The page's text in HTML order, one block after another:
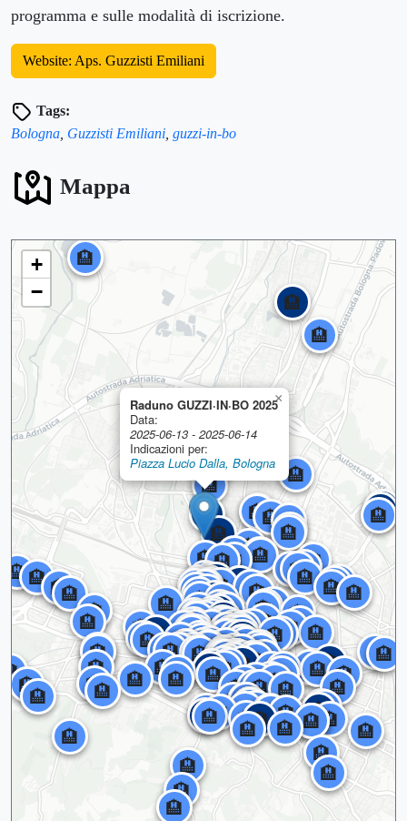
programma e sulle modalità di iscrizione.
Website: Aps. Guzzisti Emiliani
Tags:
Bologna Guzzisti Emiliani guzzi-in-bo
Mappa
🏨
🏨
🏨
🏨🏨
🏨
🏨
🏨
🏨🏨
🏨
🏨
🏨🏨
🏨
🏨
🏨
🏨
🏨
🏨🏨
🏨🏨
🏨
🏨
🏨
🏨 🏨
🏨
🏨
🏨
🏨
🏨
🏨
🏨
🏨 🏨
🏨
🏨
🏨
🏨 🏨
🏨
🏨🏨
🏨
🏨
🏨🏨
🏨
🏨
🏨 🏨
🏨
🏨
🏨
🏨
🏨
🏨
🏨
🏨
🏨
🏨
🏨
🏨
🏨
🏨
🏨
🏨
🏨🏨
🏨 🏨
🏨
🏨
🏨🏨
🏨
🏨 🏨
🏨
🏨
🏨 🏨
🏨 🏨
🏨
🏨
🏨
🏨 🏨 🏨
🏨
🏨
🏨
🏨🏨
🏨🏨
🏨 🏨
🏨
🏨
🏨
🏨
🏨
🏨
🏨
🏨🏨 🏨
🏨
🏨
🏨
🏨
🏨 🏨
🏨🏨
🏨 🏨
🏨
🏨
🏨
🏨
🏨
🏨
🏨
🏨🏨
🏨
🏨
🏨
🏨
🏨
🏨
🏨 🏨
🏨
🏨
🏨
🏨
🏨
🏨🏨🏨
🏨
🏨
🏨
🏨
🏨
🏨
🏨
🏨
🏨🏨 🏨
🏨🏨🏨
🏨🏨 🏨
🏨
🏨
🏨
🏨
🏨
🏨
🏨
🏨
🏨
🏨🏨
🏨
🏨
🏨
🏨
🏨 🏨🏨
🏨
🏨🏨
🏨
🏨
🏨
🏨
🏨
🏨
🏨
🏨
🏨
🏨
🏨
🏨
🏨
🏨
🏨
🏨 🏨
🏨
🏨
🏨
🏨
🏨
🏨
🏨
🏨
🏨
🏨
🏨 🏨
🏨
🏨 🏨
🏨
🏨
🏨
🏨
🏨
🏨
🏨
🏨
🏨
🏨
🏨
🏨
🏨
🏨
🏨
🏨
🏨
🏨
🏨
🏨
🏨
🏨
🏨
🏨
🏨
Raduno GUZZI·IN·BO 2025
Data:
2025-06-13 - 2025-06-14
Indicazioni per:
Piazza Lucio Dalla, Bologna
×
+
−